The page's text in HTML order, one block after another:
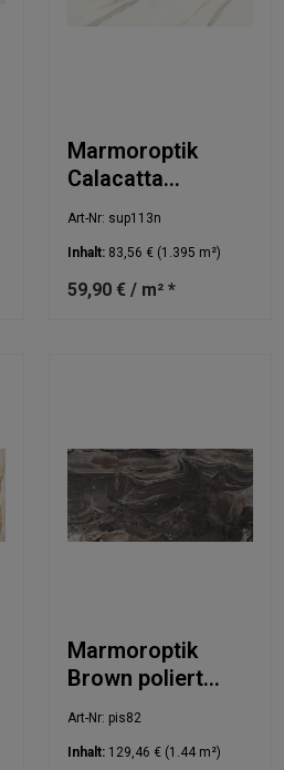
Marmoroptik
Calacatta
Art-Nr: sup113n
Inhalt: 83,56 € (1.395 m²)
59,90 € / m² *
Marmoroptik
Brown poliert
60x120cm
Art-Nr: pis82
Inhalt: 129,46 € (1.44 m²)